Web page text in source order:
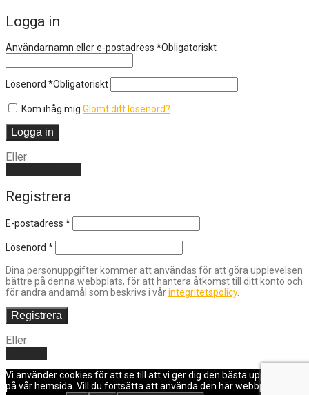
Logga in
Användarnamn eller e-postadress *Obligatoriskt
Lösenord *Obligatoriskt
Kom ihåg mig Glömt ditt lösenord?
Logga in
Eller
Registrera
E-postadress *
Lösenord *
Dina personuppgifter kommer att användas för att göra upplevelsen
bättre på denna webbplats, för att hantera åtkomst till ditt konto och
för andra ändamål som beskrivs i vårintegritetspolicy.
Registrera
Eller
Vi använder cookies för att se till att vi ger dig den bästa upplevelsen
på vår hemsida. Vill du fortsätta att använda den här webbplatsen